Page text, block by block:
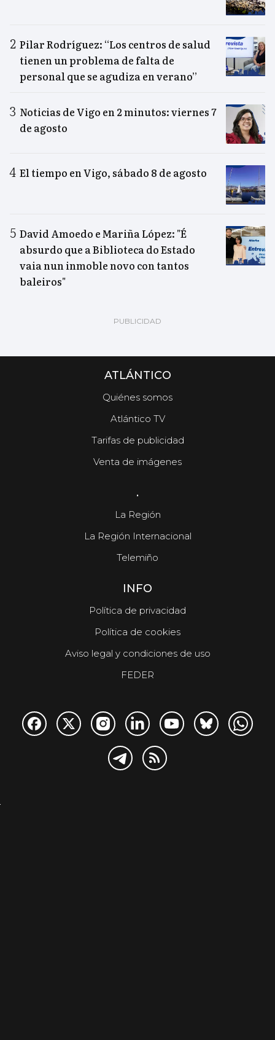
Pilar Rodríguez: “Los centros de salud
tienen un problema de falta de
personal que se agudiza en verano”
Noticias de Vigo en 2 minutos: viernes 7
de agosto
El tiempo en Vigo, sábado 8 de agosto
David Amoedo e Mariña López: "É
absurdo que a Biblioteca do Estado
vaia nun inmoble novo con tantos
baleiros"
ATLÁNTICO
Quiénes somos
Atlántico TV
Tarifas de publicidad
Venta de imágenes
.
La Región
La Región Internacional
Telemiño
INFO
Política de privacidad
Política de cookies
Aviso legal y condiciones de uso
FEDER